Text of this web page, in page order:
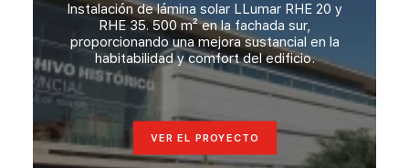
Instalación de lámina solar LLumar RHE 20 y
RHE 35. 500 m² en la fachada sur,
proporcionando una mejora sustancial en la
habitabilidad y comfort del edificio.
VER EL PROYECTO